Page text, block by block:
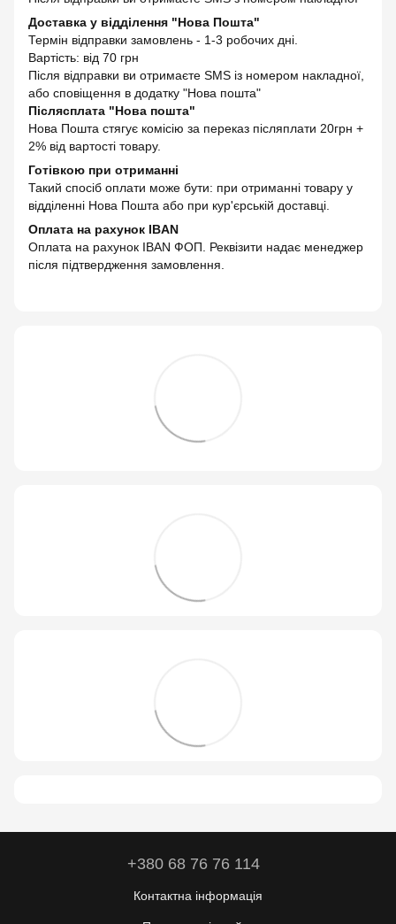
Доставка у відділення "Нова Пошта"
Термін відправки замовлень - 1-3 робочих дні.
Вартість: від 70 грн
Після відправки ви отримаєте SMS із номером накладної,
або сповіщення в додатку "Нова пошта"
Післясплата "Нова пошта"
Нова Пошта стягує комісію за переказ післяплати 20грн +
2% від вартості товару.
Готівкою при отриманні
Такий спосіб оплати може бути: при отриманні товару у
відділенні Нова Пошта або при кур'єрській доставці.
Оплата на рахунок IBAN
Оплата на рахунок IBAN ФОП. Реквізити надає менеджер
після підтвердження замовлення.
+380 68 76 76 114
Контактна інформація